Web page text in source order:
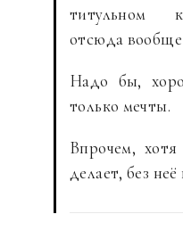
титульном
отсюда
Надо бы,
только мечты.
Впрочем,
делает, без